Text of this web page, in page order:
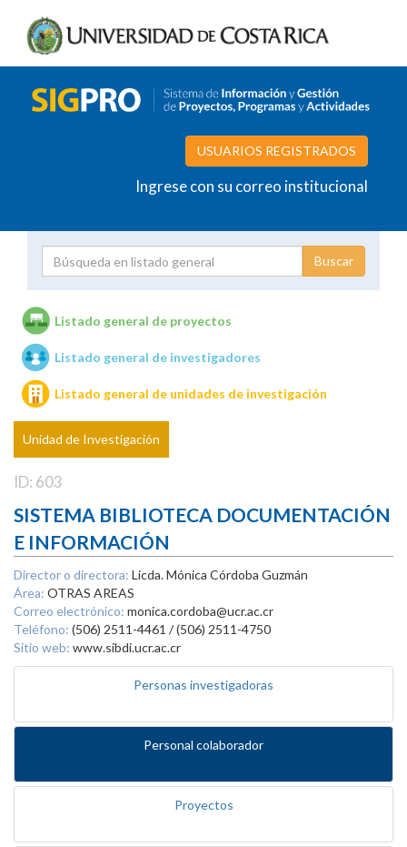
USUARIOS REGISTRADOS
Ingrese con su correo institucional
Unidades de investigación
Listado general de proyectos
Listado general de investigadores
Listado general de unidades de investigación
Unidad de Investigación
ID: 603
SISTEMA BIBLIOTECA DOCUMENTACIÓN
E INFORMACIÓN
Director o directora: Licda. Mónica Córdoba Guzmán
Área: OTRAS AREAS
Correo electrónico: monica.cordoba@ucr.ac.cr
Teléfono: (506) 2511-4461 / (506) 2511-4750
Sitio web: www.sibdi.ucr.ac.cr
Personas investigadoras
Personal colaborador
Proyectos